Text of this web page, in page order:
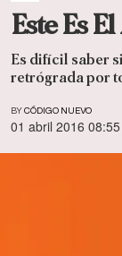
Este Es
Es difícil saber
retrógrada por
BY CÓDIGO NUEVO
01 abril 2016 08:55